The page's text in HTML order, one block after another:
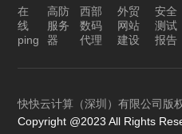
在
线
ping
高防
服务
器
西部
数码
代理
外贸
网站
建设
安全
测试
报告
快快云计算（深圳）有限公司版
Copyright @2023 All Rights